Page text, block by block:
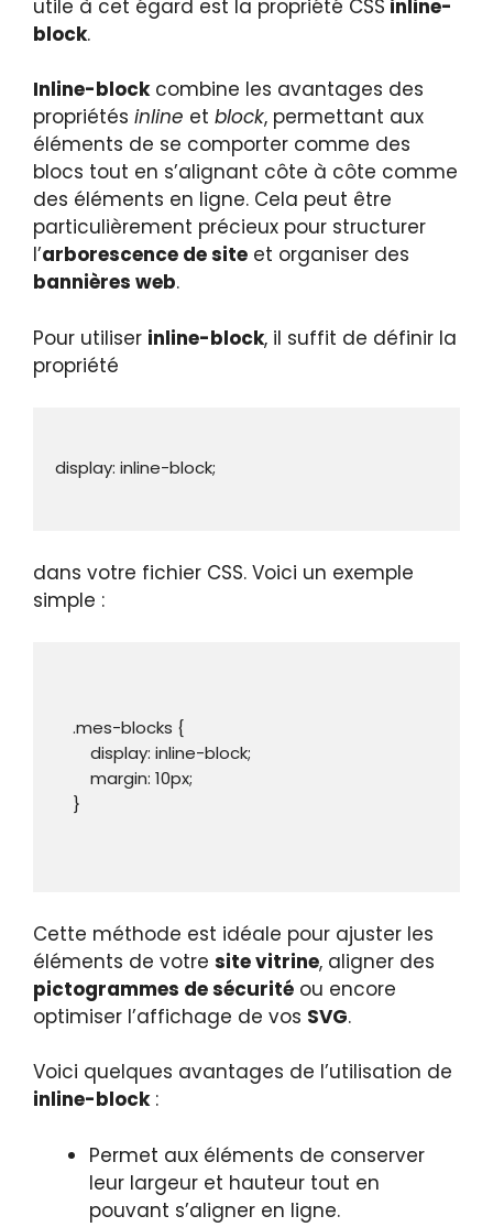
utile à cet égard est la propriété CSS inline-
block.
Inline-blockcombine les avantages des
propriétés inline et block, permettant aux
éléments de se comporter comme des
blocs tout en s’alignant côte à côte comme
des éléments en ligne. Cela peut être
particulièrement précieux pour structurer
l’arborescence de site et organiser des
bannières web.
Pour utiliser inline-block, il suffit de définir la
propriété
dans votre fichier CSS. Voici un exemple
simple :
Cette méthode est idéale pour ajuster les
éléments de votre site vitrine, aligner des
pictogrammes de sécurité ou encore
optimiser l’affichage de vos SVG.
Voici quelques avantages de l’utilisation de
inline-block:
Permet aux éléments de conserver
leur largeur et hauteur tout en
pouvant s’aligner en ligne.